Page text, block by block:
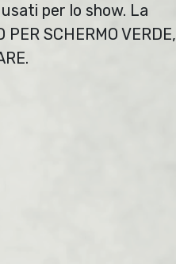
per lo show. La
SCHERMO VERDE,